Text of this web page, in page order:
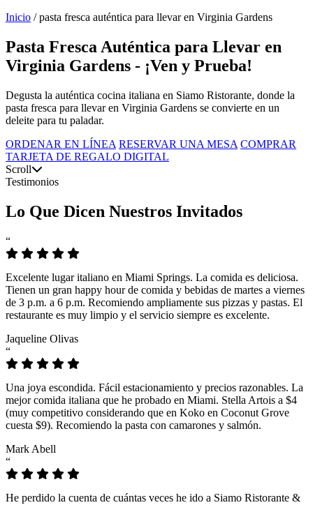
Inicio / pasta fresca auténtica para llevar en Virginia Gardens
Pasta Fresca Auténtica para Llevar en
Virginia Gardens - ¡Ven y Prueba!
Degusta la auténtica cocina italiana en Siamo Ristorante, donde la
pasta fresca para llevar en Virginia Gardens se convierte en un
deleite para tu paladar.
ORDENAR EN LÍNEA RESERVAR UNA MESA COMPRAR
TARJETA DE REGALO DIGITAL
Scroll
Testimonios
Lo Que Dicen Nuestros Invitados
“
Excelente lugar italiano en Miami Springs. La comida es deliciosa.
Tienen un gran happy hour de comida y bebidas de martes a viernes
de 3 p.m. a 6 p.m. Recomiendo ampliamente sus pizzas y pastas. El
restaurante es muy limpio y el servicio siempre es excelente.
Jaqueline Olivas
“
Una joya escondida. Fácil estacionamiento y precios razonables. La
mejor comida italiana que he probado en Miami. Stella Artois a $4
(muy competitivo considerando que en Koko en Coconut Grove
cuesta $9). Recomiendo la pasta con camarones y salmón.
Mark Abell
“
He perdido la cuenta de cuántas veces he ido a Siamo Ristorante &